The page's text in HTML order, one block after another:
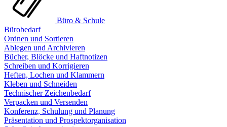
Büro & Schule
Bürobedarf
Ordnen und Sortieren
Ablegen und Archivieren
Bücher, Blöcke und Haftnotizen
Schreiben und Korrigieren
Heften, Lochen und Klammern
Kleben und Schneiden
Technischer Zeichenbedarf
Verpacken und Versenden
Konferenz, Schulung und Planung
Präsentation und Prospektorganisation